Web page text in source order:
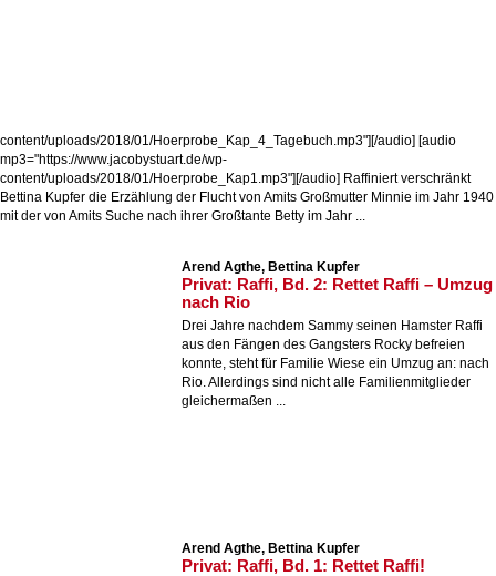
content/uploads/2018/01/Hoerprobe_Kap_4_Tagebuch.mp3"][/audio] [audio
mp3="https://www.jacobystuart.de/wp-
content/uploads/2018/01/Hoerprobe_Kap1.mp3"][/audio] Raffiniert verschränkt
Bettina Kupfer die Erzählung der Flucht von Amits Großmutter Minnie im Jahr 1940
mit der von Amits Suche nach ihrer Großtante Betty im Jahr ...
Arend Agthe, Bettina Kupfer
Privat: Raffi, Bd. 2: Rettet Raffi – Umzug
nach Rio
Drei Jahre nachdem Sammy seinen Hamster Raffi
aus den Fängen des Gangsters Rocky befreien
konnte, steht für Familie Wiese ein Umzug an: nach
Rio. Allerdings sind nicht alle Familienmitglieder
gleichermaßen ...
Arend Agthe, Bettina Kupfer
Privat: Raffi, Bd. 1: Rettet Raffi!